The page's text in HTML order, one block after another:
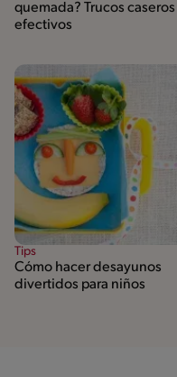
quemada? Trucos caseros
efectivos
Tips
Cómo hacer desayunos
divertidos para niños